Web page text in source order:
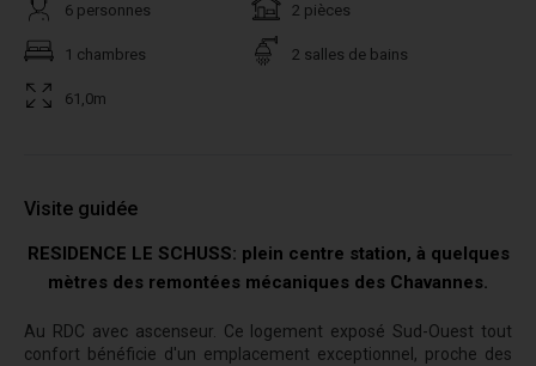
6 personnes 2 pièces
1 chambres 2 salles de bains
61,0m
Visite guidée
RESIDENCE LE SCHUSS: plein centre station, à quelques
mètres des remontées mécaniques des Chavannes.
Au RDC avec ascenseur. Ce logement exposé Sud-Ouest tout
confort bénéficie d'un emplacement exceptionnel, proche des